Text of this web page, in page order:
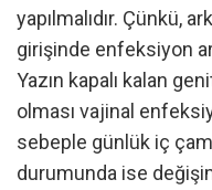
yapılmalıdır. Çünkü,
girişinde enfeksiyon
Yazın kapalı kalan
olması vajinal
sebeple günlük iç
durumunda ise değişim